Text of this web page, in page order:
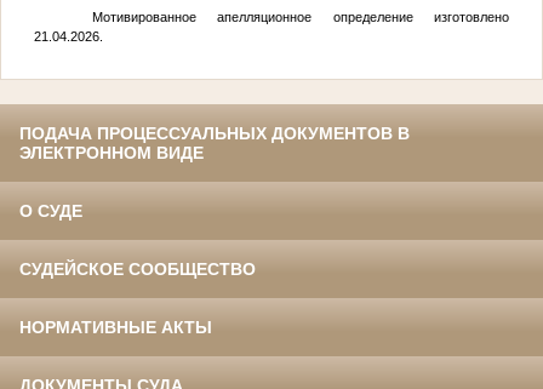
Мотивированное апелляционное определение изготовлено
21.04.2026.
ПОДАЧА ПРОЦЕССУАЛЬНЫХ ДОКУМЕНТОВ В
ЭЛЕКТРОННОМ ВИДЕ
О СУДЕ
СУДЕЙСКОЕ СООБЩЕСТВО
НОРМАТИВНЫЕ АКТЫ
ДОКУМЕНТЫ СУДА